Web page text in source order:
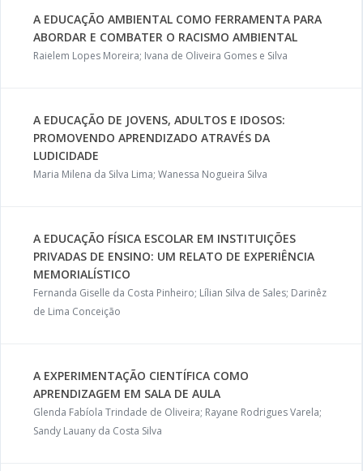
A EDUCAÇÃO AMBIENTAL COMO FERRAMENTA PARA
ABORDAR E COMBATER O RACISMO AMBIENTAL
Raielem Lopes Moreira; Ivana de Oliveira Gomes e Silva
A EDUCAÇÃO DE JOVENS, ADULTOS E IDOSOS:
PROMOVENDO APRENDIZADO ATRAVÉS DA
LUDICIDADE
Maria Milena da Silva Lima; Wanessa Nogueira Silva
A EDUCAÇÃO FÍSICA ESCOLAR EM INSTITUIÇÕES
PRIVADAS DE ENSINO: UM RELATO DE EXPERIÊNCIA
MEMORIALÍSTICO
Fernanda Giselle da Costa Pinheiro; Lílian Silva de Sales; Darinêz
de Lima Conceição
A EXPERIMENTAÇÃO CIENTÍFICA COMO
APRENDIZAGEM EM SALA DE AULA
Glenda Fabíola Trindade de Oliveira; Rayane Rodrigues Varela;
Sandy Lauany da Costa Silva